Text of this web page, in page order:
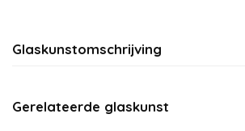
Glaskunstomschrijving
Gerelateerde glaskunst